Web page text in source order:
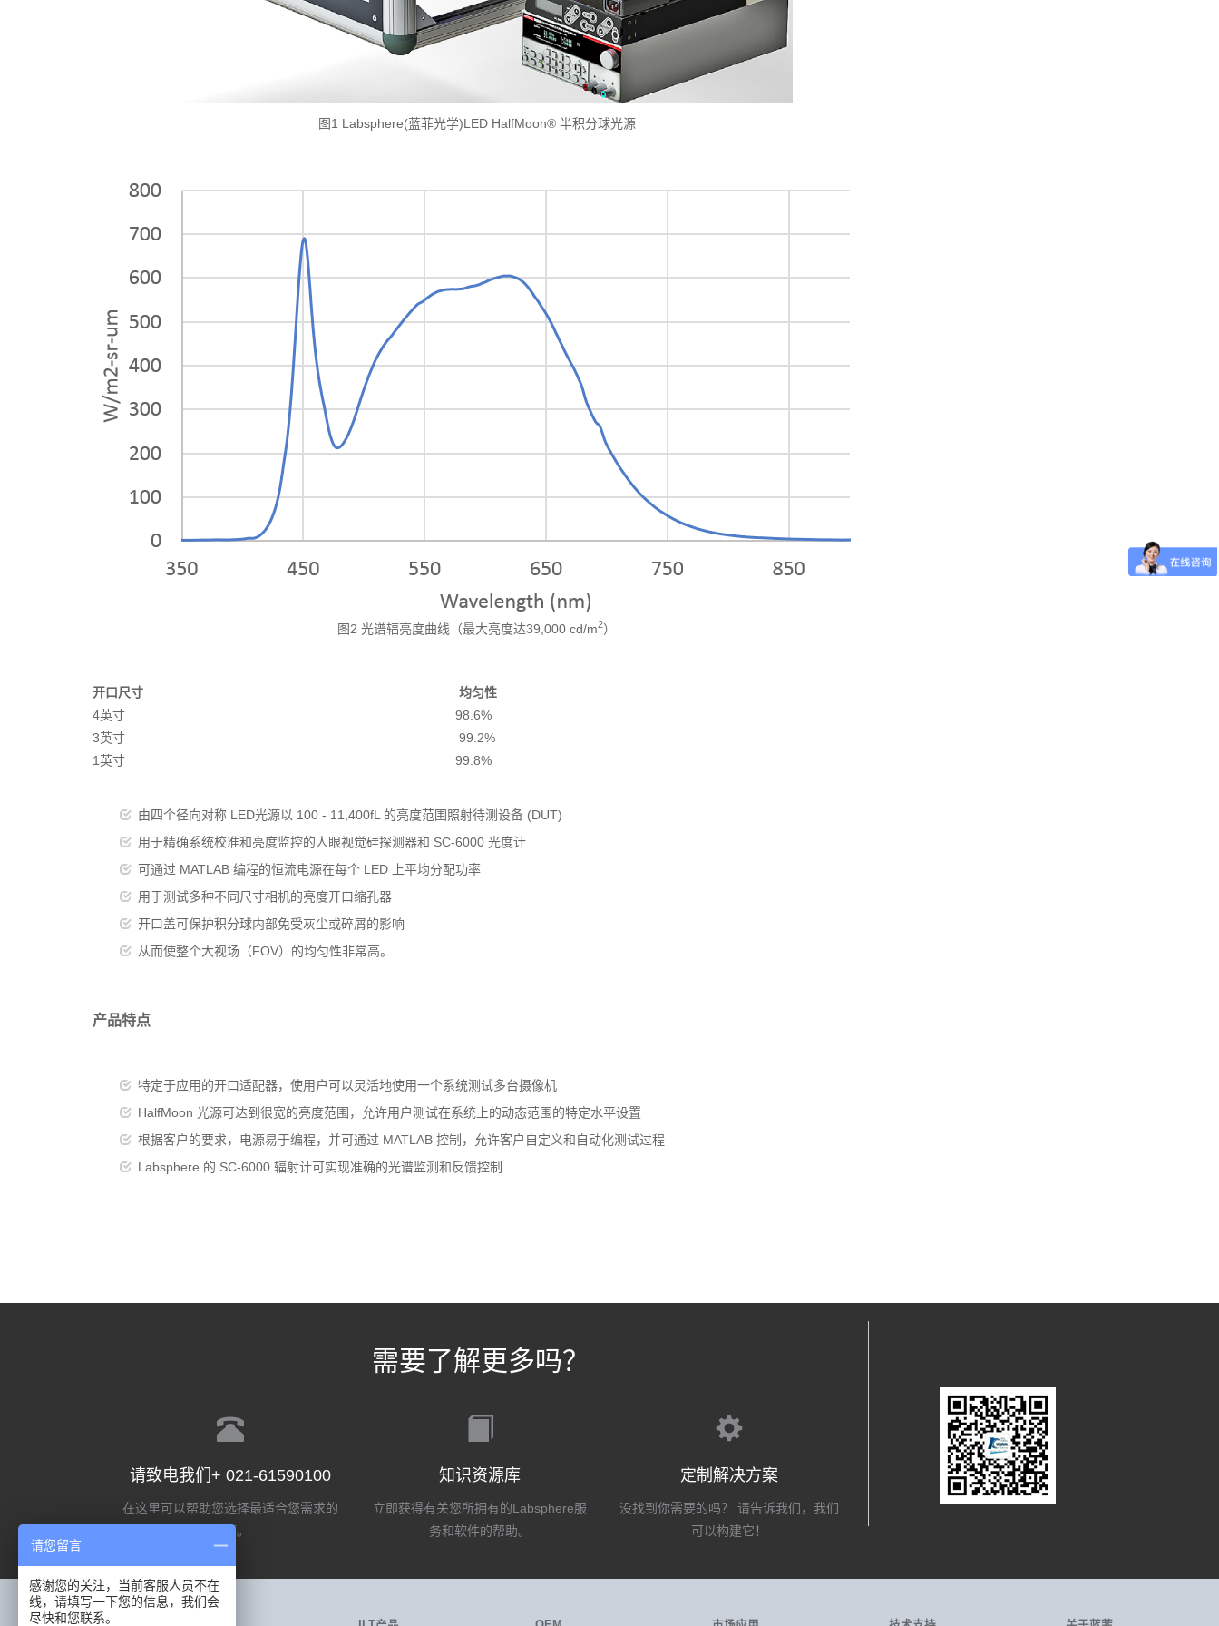
图1 Labsphere(蓝菲光学)LED HalfMoon® 半积分球光源
图2 光谱辐亮度曲线（最大亮度达39,000 cd/m2）
开口尺寸
均匀性
4英寸
98.6%
3英寸
99.2%
1英寸
99.8%
由四个径向对称 LED光源以 100 - 11,400fL 的亮度范围照射待测设备 (DUT)
用于精确系统校准和亮度监控的人眼视觉硅探测器和 SC-6000 光度计
可通过 MATLAB 编程的恒流电源在每个 LED 上平均分配功率
用于测试多种不同尺寸相机的亮度开口缩孔器
开口盖可保护积分球内部免受灰尘或碎屑的影响
从而使整个大视场（FOV）的均匀性非常高。
产品特点
特定于应用的开口适配器，使用户可以灵活地使用一个系统测试多台摄像机
HalfMoon 光源可达到很宽的亮度范围，允许用户测试在系统上的动态范围的特定水平设置
根据客户的要求，电源易于编程，并可通过 MATLAB 控制，允许客户自定义和自动化测试过程
Labsphere 的 SC-6000 辐射计可实现准确的光谱监测和反馈控制
需要了解更多吗？
请致电我们+ 021-61590100
在这里可以帮助您选择最适合您需求的
选项。
知识资源库
立即获得有关您所拥有的Labsphere服
务和软件的帮助。
定制解决方案
没找到你需要的吗？ 请告诉我们，我们
可以构建它！
请您留言
感谢您的关注，当前客服人员不在
线，请填写一下您的信息，我们会
尽快和您联系。